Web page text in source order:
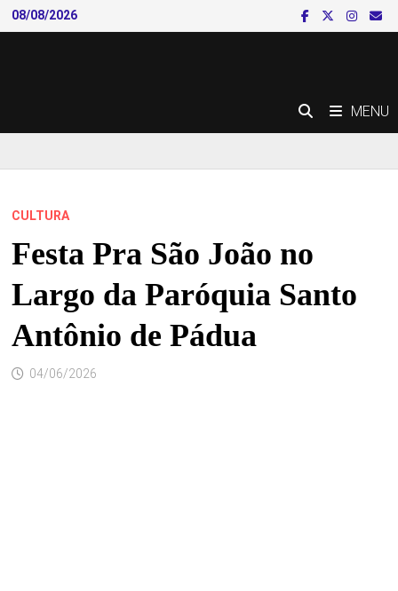
Skip
to
08/08/2026
MENU
CULTURA
Festa Pra São João no
Largo da Paróquia Santo
Antônio de Pádua
04/06/2026